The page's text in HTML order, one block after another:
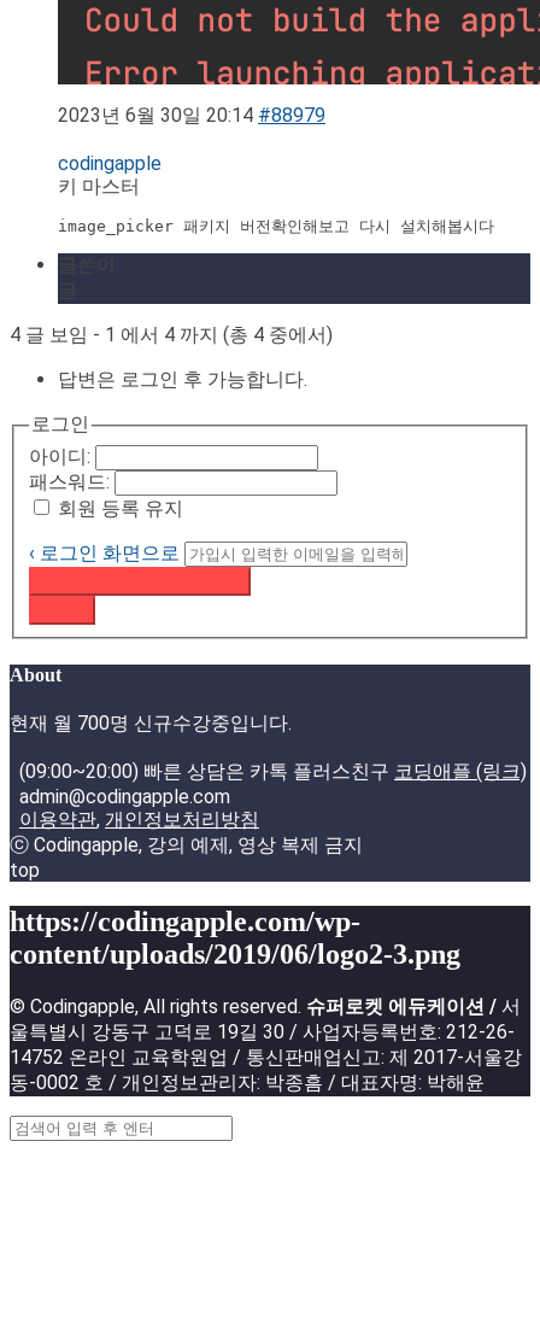
2023년 6월 30일 20:14 #88979
codingapple
키 마스터
image_picker 패키지 버전확인해보고 다시 설치해봅시다
4 글 보임 - 1 에서 4 까지 (총 4 중에서)
답변은 로그인 후 가능합니다.
로그인
아이디:
패스워드:
회원 등록 유지
‹ 로그인 화면으로
About
현재 월 700명 신규수강중입니다.
(09:00~20:00) 빠른 상담은 카톡 플러스친구 코딩애플 (링크)
admin@codingapple.com
이용약관, 개인정보처리방침
ⓒ Codingapple, 강의 예제, 영상 복제 금지
top
https://codingapple.com/wp-
content/uploads/2019/06/logo2-3.png
© Codingapple, All rights reserved. 슈퍼로켓 에듀케이션 / 서
울특별시 강동구 고덕로 19길 30 / 사업자등록번호: 212-26-
14752 온라인 교육학원업 / 통신판매업신고: 제 2017-서울강
동-0002 호 / 개인정보관리자: 박종흠 / 대표자명: 박해윤